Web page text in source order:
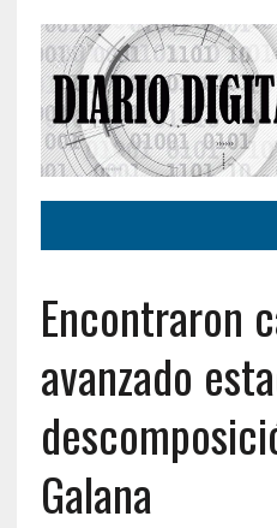
Encontraron
avanzado
Galana